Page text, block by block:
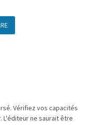
Vérifiez vos capacités
L'éditeur ne saurait être